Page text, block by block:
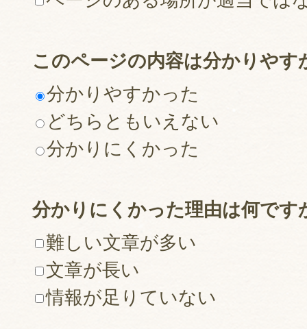
このページの内容は分かりやす
分かりやすかった
どちらともいえない
分かりにくかった
分かりにくかった理由は何です
難しい文章が多い
文章が長い
情報が足りていない